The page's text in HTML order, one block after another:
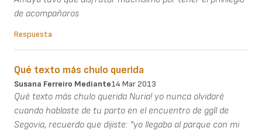
de acompañaros
Respuesta
Qué texto más chulo querida
Susana Ferreiro Mediante14 Mar 2013
Qué texto más chulo querida Nuria! yo nunca olvidaré
cuando hablaste de tu parto en el encuentro de ggll de
Segovia, recuerdo que dijiste: "yo llegaba al parque con mi